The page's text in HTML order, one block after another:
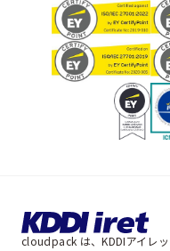
cloudpack は、KDDIアイレ